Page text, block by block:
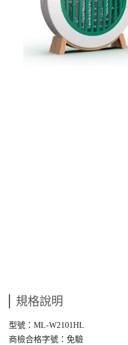
規格說明
型號：ML-W2101HL
商檢合格字號：免驗